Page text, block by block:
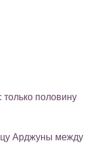
только половину
Арджуны между